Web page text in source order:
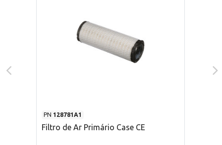
PN 128781A1
Filtro de Ar Primário Case CE